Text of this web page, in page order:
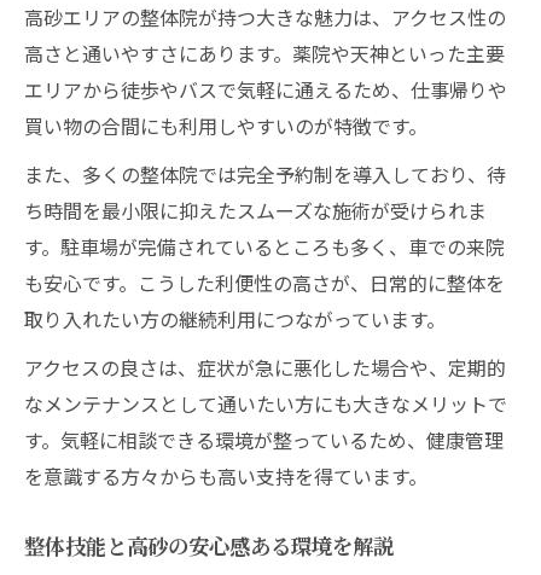
高砂エリアの整体院が持つ大きな魅力は、アクセス性の
高さと通いやすさにあります。薬院や天神といった主要
エリアから徒歩やバスで気軽に通えるため、仕事帰りや
買い物の合間にも利用しやすいのが特徴です。
また、多くの整体院では完全予約制を導入しており、待
ち時間を最小限に抑えたスムーズな施術が受けられま
す。駐車場が完備されているところも多く、車での来院
も安心です。こうした利便性の高さが、日常的に整体を
取り入れたい方の継続利用につながっています。
アクセスの良さは、症状が急に悪化した場合や、定期的
なメンテナンスとして通いたい方にも大きなメリットで
す。気軽に相談できる環境が整っているため、健康管理
を意識する方々からも高い支持を得ています。
整体技能と高砂の安心感ある環境を解説